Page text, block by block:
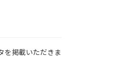
を掲載いただきま